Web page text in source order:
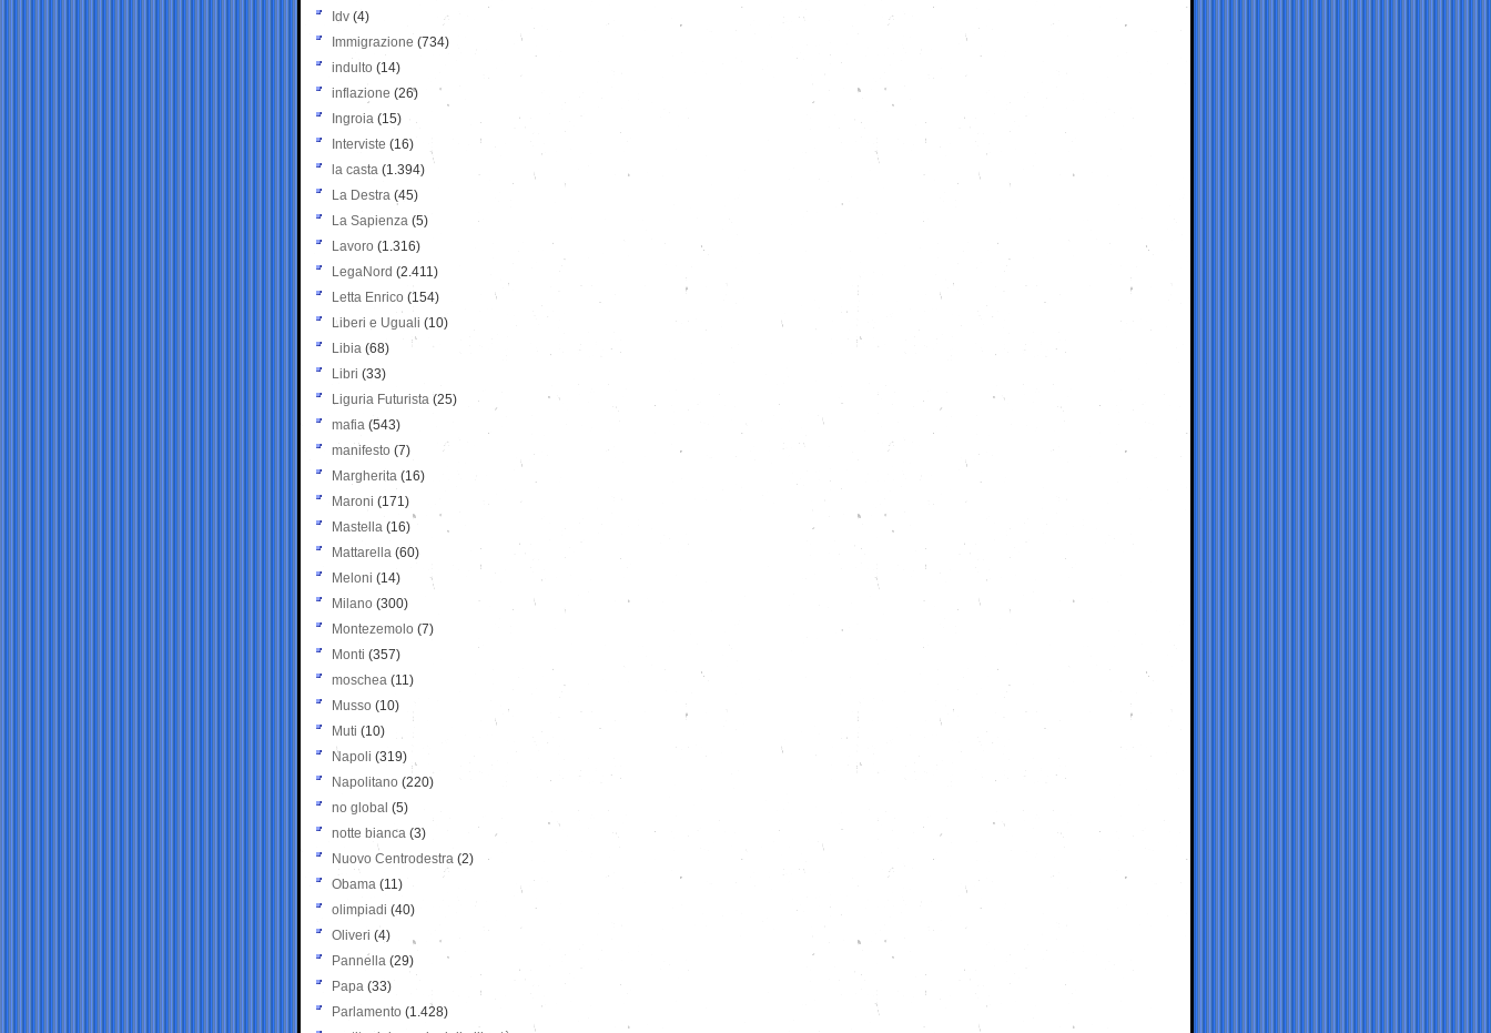
Idv (4)
Immigrazione (734)
indulto (14)
inflazione (26)
Ingroia (15)
Interviste (16)
la casta (1.394)
La Destra (45)
La Sapienza (5)
Lavoro (1.316)
LegaNord (2.411)
Letta Enrico (154)
Liberi e Uguali (10)
Libia (68)
Libri (33)
Liguria Futurista (25)
mafia (543)
manifesto (7)
Margherita (16)
Maroni (171)
Mastella (16)
Mattarella (60)
Meloni (14)
Milano (300)
Montezemolo (7)
Monti (357)
moschea (11)
Musso (10)
Muti (10)
Napoli (319)
Napolitano (220)
no global (5)
notte bianca (3)
Nuovo Centrodestra (2)
Obama (11)
olimpiadi (40)
Oliveri (4)
Pannella (29)
Papa (33)
Parlamento (1.428)